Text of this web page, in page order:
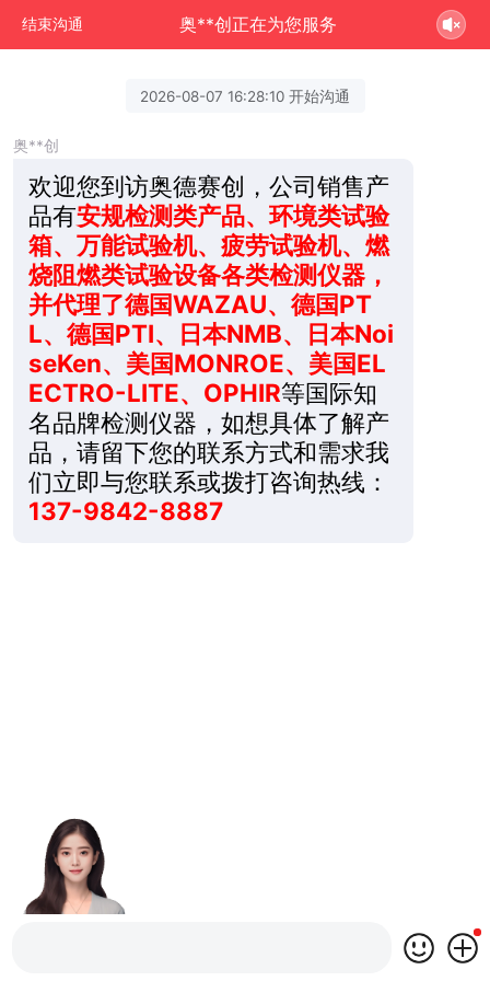
结束沟通 奥**创正在为您服务
2026-08-07 16:28:10 开始沟通
奥**创
欢迎您到访奥德赛创，公司销售产
品有安规检测类产品、环境类试验
箱、万能试验机、疲劳试验机、燃
烧阻燃类试验设备各类检测仪器，
并代理了德国WAZAU、德国PT
L、德国PTI、日本NMB、日本Noi
seKen、美国MONROE、美国EL
ECTRO-LITE、OPHIR等国际知
名品牌检测仪器，如想具体了解产
品，请留下您的联系方式和需求我
们立即与您联系或拨打咨询热线：
137-9842-8887